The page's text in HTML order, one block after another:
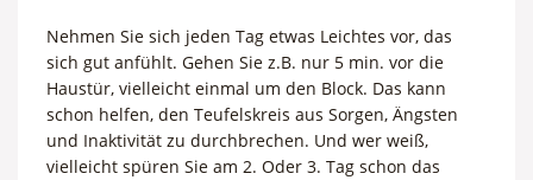
Nehmen Sie sich jeden Tag etwas Leichtes vor, das
sich gut anfühlt. Gehen Sie z.B. nur 5 min. vor die
Haustür, vielleicht einmal um den Block. Das kann
schon helfen, den Teufelskreis aus Sorgen, Ängsten
und Inaktivität zu durchbrechen. Und wer weiß,
vielleicht spüren Sie am 2. Oder 3. Tag schon das